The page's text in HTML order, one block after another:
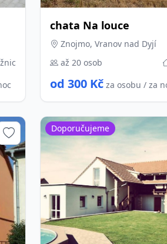
chata Na louce
Znojmo, Vranov nad Dyjí
až 20 osob
od 300 Kč za osobu / za
Doporučujeme